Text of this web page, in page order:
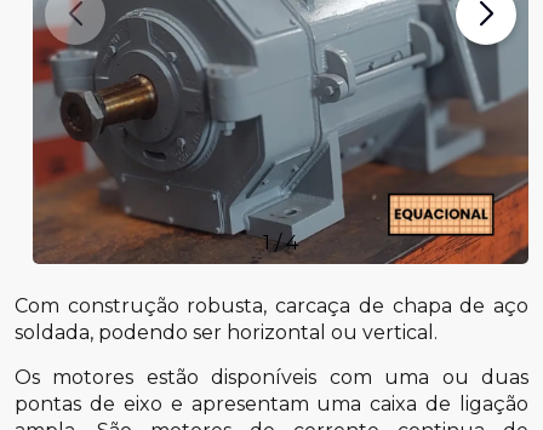
1/4
Com construção robusta, carcaça de chapa de aço
soldada, podendo ser horizontal ou vertical.
Os motores estão disponíveis com uma ou duas
pontas de eixo e apresentam uma caixa de ligação